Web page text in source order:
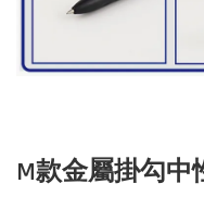
M款金屬掛勾中